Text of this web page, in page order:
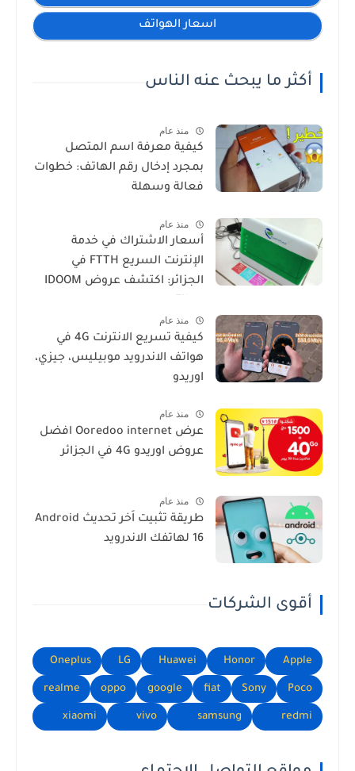
اسعار الهواتف
أكثر ما يبحث عنه الناس
منذ عام
كيفية معرفة اسم المتصل
بمجرد إدخال رقم الهاتف: خطوات
فعالة وسهلة
منذ عام
أسعار الاشتراك في خدمة
الإنترنت السريع FTTH في
الجزائر: اكتشف عروض IDOOM
منذ عام
كيفية تسريع الانترنت 4G في
هواتف الاندرويد موبيليس، جيزي،
اوريدو
منذ عام
عرض Ooredoo internet افضل
عروض اوريدو 4G في الجزائر
منذ عام
طريقة تثبيت اَخر تحديث Android
16 لهاتفك الاندرويد
أقوى الشركات
Apple
Honor
Huawei
LG
Oneplus
Poco
Sony
fiat
google
oppo
realme
redmi
samsung
vivo
xiaomi